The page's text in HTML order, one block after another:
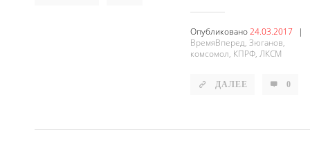
Опубликовано24.03.2017
|
ВремяВперед, Зюганов,
комсомол, КПРФ, ЛКСМ
ДАЛЕЕ 0